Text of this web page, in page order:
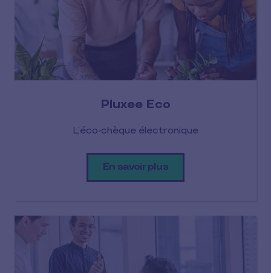
Pluxee Eco
L’éco-chèque électronique
En savoir plus